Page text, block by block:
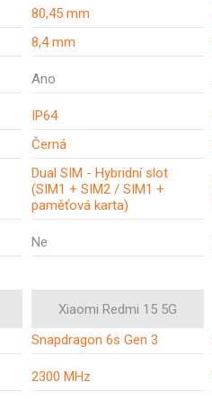
80,45 mm
8,4 mm
Ano
IP64
Černá
Dual SIM - Hybridní slot
(SIM1 + SIM2 / SIM1 +
paměťová karta)
Ne
Xiaomi Redmi 15 5G
Snapdragon 6s Gen 3
2300 MHz